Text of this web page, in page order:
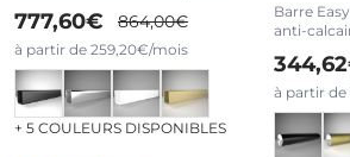
777,60€ 864,00€
à partir de 259,20€/mois
+ 5 COULEURS DISPONIBLES
Barre
anti-
à partir de